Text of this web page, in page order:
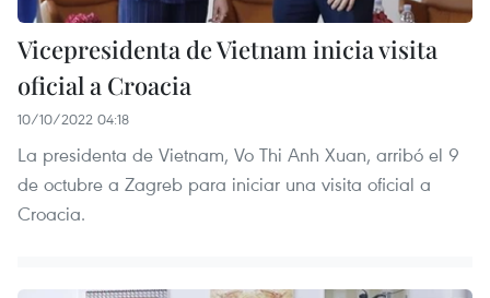
Vicepresidenta de Vietnam inicia visita
oficial a Croacia
10/10/2022 04:18
La presidenta de Vietnam, Vo Thi Anh Xuan, arribó el 9
de octubre a Zagreb para iniciar una visita oficial a
Croacia.